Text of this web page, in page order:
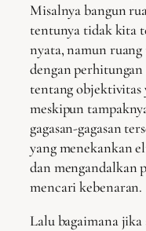
Misalnya bangun
tentunya tidak kita
nyata, namun
dengan perhitungan
tentang objektivitas
meskipun
gagasan-gagasan
yang menekankan
dan mengandalkan
mencari kebenaran.
Lalu bagaimana